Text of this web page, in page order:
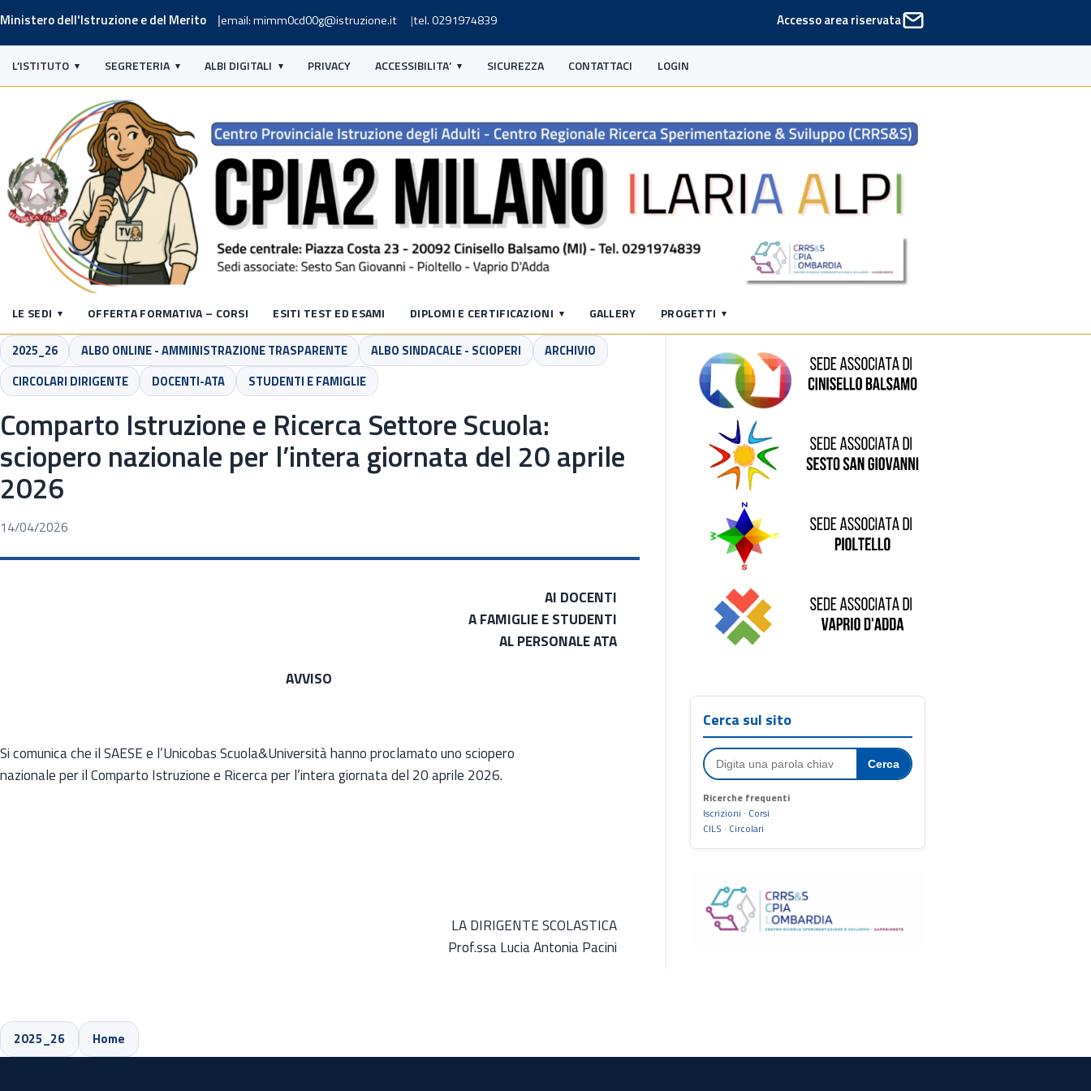
Ministero dell'Istruzione e del Merito email: mimm0cd00g@istruzione.it tel. 0291974839 Accesso area riservata
L’ISTITUTO SEGRETERIA ALBI DIGITALI PRIVACY ACCESSIBILITA’ SICUREZZA CONTATTACI LOGIN
LE SEDI OFFERTA FORMATIVA – CORSI ESITI TEST ED ESAMI DIPLOMI E CERTIFICAZIONI GALLERY PROGETTI
2025_26 ALBO ONLINE - AMMINISTRAZIONE TRASPARENTE ALBO SINDACALE - SCIOPERI
ARCHIVIO
CIRCOLARI DIRIGENTE
DOCENTI-ATA STUDENTI E FAMIGLIE
Comparto Istruzione e Ricerca Settore Scuola:
sciopero nazionale per l’intera giornata del 20 aprile
2026
14/04/2026
AI DOCENTI
A FAMIGLIE E STUDENTI
AL PERSONALE ATA
AVVISO
Si comunica che il SAESE e l’Unicobas Scuola&Università hanno proclamato uno sciopero
nazionale per il Comparto Istruzione e Ricerca per l’intera giornata del 20 aprile 2026.
LA DIRIGENTE SCOLASTICA
Prof.ssa Lucia Antonia Pacini
2025_26 Home
Sede di Cinisello Balsamo
Sede di Sesto San Giovanni
Sede di Pioltello
Sede di Vaprio D'Adda
Cerca sul sito
Cerca
Ricerche frequenti
Iscrizioni · Corsi
CILS · Circolari